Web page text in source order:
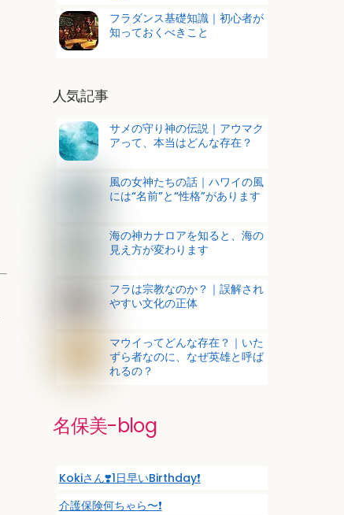
フラダンス基礎知識｜初心者が
知っておくべきこと
人気記事
サメの守り神の伝説｜アウマク
アって、本当はどんな存在？
風の女神たちの話｜ハワイの風
には“名前”と“性格”があります
海の神カナロアを知ると、海の
見え方が変わります
フラは宗教なのか？｜誤解され
やすい文化の正体
マウイってどんな存在？｜いた
ずら者なのに、なぜ英雄と呼ば
れるの？
名保美-blog
Kokiさん❣️1日早いBirthday❗️
介護保険何ちゃら〜❗️